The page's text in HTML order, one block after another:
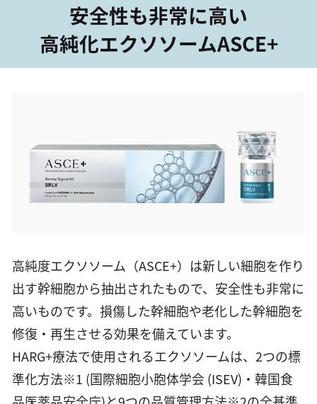
安全性も非常に高い
高純化エクソソームASCE+
高純度エクソソーム（ASCE+）は新しい細胞を作り
出す幹細胞から抽出されたもので、安全性も非常に
高いものです。損傷した幹細胞や老化した幹細胞を
修復・再生させる効果を備えています。
HARG+療法で使用されるエクソソームは、2つの標
準化方法※1 (国際細胞小胞体学会 (ISEV)・韓国食